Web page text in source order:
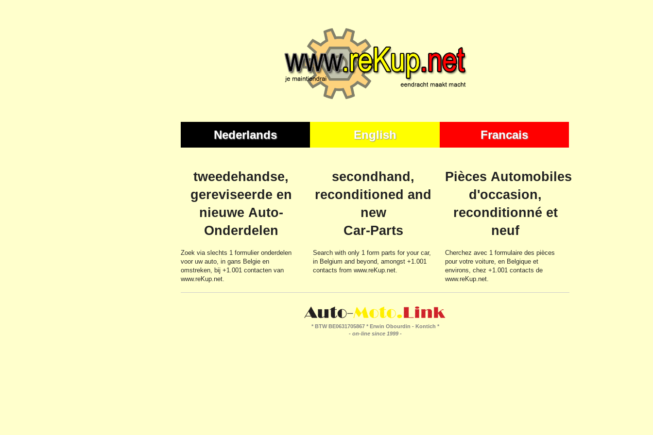
Nederlands English Francais
tweedehandse,
gereviseerde en
nieuwe Auto-
Onderdelen
Zoek via slechts 1 formulier onderdelen
voor uw auto, in gans Belgie en
omstreken, bij +1.001 contacten van
www.reKup.net.
secondhand,
reconditioned and
new
Car-Parts
Search with only 1 form parts for your car,
in Belgium and beyond, amongst +1.001
contacts from www.reKup.net.
Pièces Automobiles
d'occasion,
reconditionné et
neuf
Cherchez avec 1 formulaire des pièces
pour votre voiture, en Belgique et
environs, chez +1.001 contacts de
www.reKup.net.
* BTW BE0631705867 * Erwin Obourdin - Kontich *
- on-line since 1999 -